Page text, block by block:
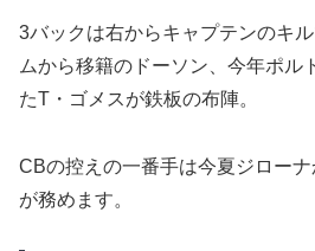
3バックは右からキャプテンのキ
ムから移籍のドーソン、今年ポル
たT・ゴメスが鉄板の布陣。
CBの控えの一番手は今夏ジロー
が務めます。